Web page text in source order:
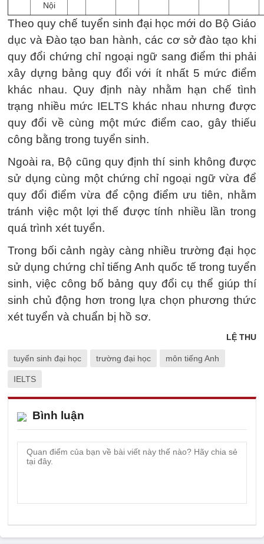
Nội
Theo quy chế tuyển sinh đại học mới do Bộ Giáo
dục và Đào tạo ban hành, các cơ sở đào tạo khi
quy đổi chứng chỉ ngoại ngữ sang điểm thi phải
xây dựng bảng quy đổi với ít nhất 5 mức điểm
khác nhau. Quy định này nhằm hạn chế tình
trạng nhiều mức IELTS khác nhau nhưng được
quy đổi về cùng một mức điểm cao, gây thiếu
công bằng trong tuyển sinh.
Ngoài ra, Bộ cũng quy định thí sinh không được
sử dụng cùng một chứng chỉ ngoại ngữ vừa để
quy đổi điểm vừa để cộng điểm ưu tiên, nhằm
tránh việc một lợi thế được tính nhiều lần trong
quá trình xét tuyển.
Trong bối cảnh ngày càng nhiều trường đại học
sử dụng chứng chỉ tiếng Anh quốc tế trong tuyển
sinh, việc công bố bảng quy đổi cụ thể giúp thí
sinh chủ động hơn trong lựa chọn phương thức
xét tuyển và chuẩn bị hồ sơ.
LỆ THU
tuyển sinh đại học trường đại học môn tiếng Anh
IELTS
Bình luận